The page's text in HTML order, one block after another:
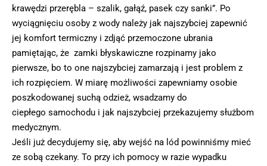
krawędzi przerębla – szalik, gałąź, pasek czy sanki”. Po
wyciągnięciu osoby z wody należy jak najszybciej zapewnić
jej komfort termiczny i zdjąć przemoczone ubrania
pamiętając, że zamki błyskawiczne rozpinamy jako
pierwsze, bo to one najszybciej zamarzają i jest problem z
ich rozpięciem. W miarę możliwości zapewniamy osobie
poszkodowanej suchą odzież, wsadzamy do
ciepłego samochodu i jak najszybciej przekazujemy służbom
medycznym.
Jeśli już decydujemy się, aby wejść na lód powinniśmy mieć
ze sobą czekany. To przy ich pomocy w razie wypadku